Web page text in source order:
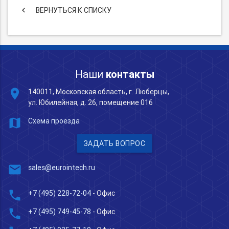
keyboard_arrow_left ВЕРНУТЬСЯ К СПИСКУ
Наши контакты
place
140011, Московская область, г. Люберцы,
ул. Юбилейная, д. 26, помещение 016
map Схема проезда
ЗАДАТЬ ВОПРОС
mail sales@eurointech.ru
phone +7 (495) 228-72-04 - Офис
phone +7 (495) 749-45-78 - Офис